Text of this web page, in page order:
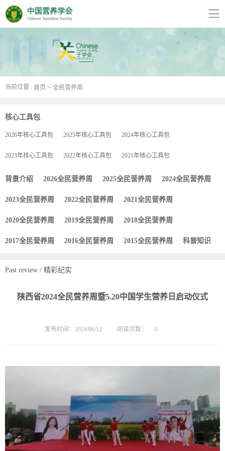
当前位置 : 首页 全民营养周
核心工具包
2026年核心工具包 2025年核心工具包 2024年核心工具包
2023年核心工具包 2022年核心工具包 2021年核心工具包
背景介绍 2026全民营养周 2025全民营养周 2024全民营养周
2023全民营养周 2022全民营养周 2021全民营养周
2020全民营养周 2019全民营养周 2018全民营养周
2017全民营养周 2016全民营养周 2015全民营养周 科普知识
Past review / 精彩纪实
陕西省2024全民营养周暨5.20中国学生营养日启动仪式
发布时间：2024/06/12 阅读次数： 0